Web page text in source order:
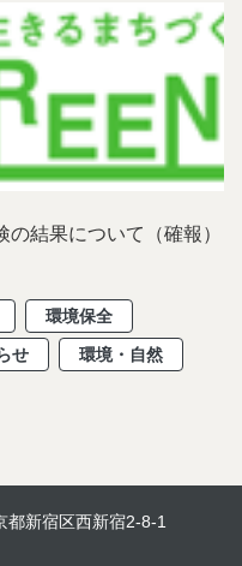
結果について（確報）
環境保全
せ 環境・自然
新宿区西新宿2-8-1